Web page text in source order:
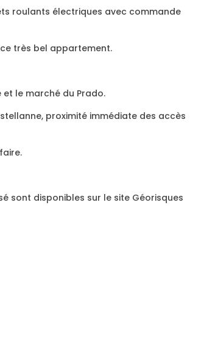
roulants électriques avec commande
très bel appartement.
le marché du Prado.
proximité immédiate des accès
sont disponibles sur le site Géorisques